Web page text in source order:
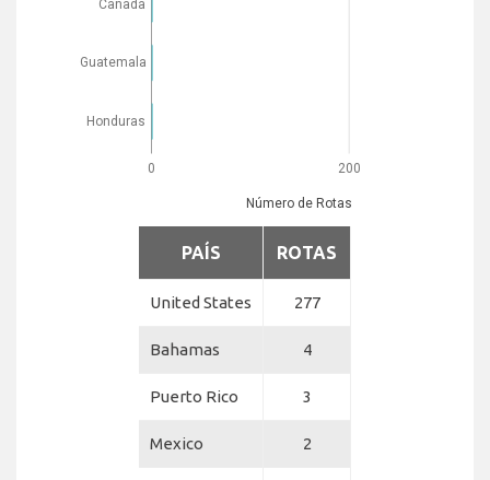
0 200
Número de Rotas
Canada
Guatemala
Honduras
PAÍS ROTAS
United States 277
Bahamas 4
Puerto Rico 3
Mexico 2